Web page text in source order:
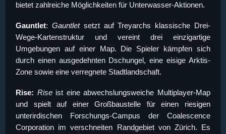
bietet zahlreiche Möglichkeiten für Unterwasser-Aktionen.
Gauntlet: Gauntletsetzt auf Treyarchs klassische Drei-
Wege-Kartenstruktur und vereint drei einzigartige
Umgebungen auf einer Map. Die Spieler kämpfen sich
durch einen ausgedehnten Dschungel, eine eisige Arktis-
Zone sowie eine verregnete Stadtlandschaft.
Rise: Rise ist eine abwechslungsweiche Multiplayer-Map
und spielt auf einer Großbaustelle für einen riesigen
unterirdischen Forschungs-Campus der Coalescence
Corporation im verschneiten Randgebiet von Zürich. Es